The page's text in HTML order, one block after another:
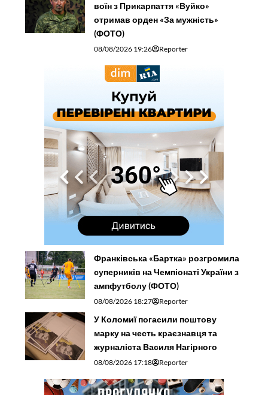
воїн з Прикарпаття «Вуйко»
отримав орден «За мужність»
(ФОТО)
08/08/2026 19:26 Reporter
Франківська «Бартка» розгромила
суперників на Чемпіонаті України з
ампфутболу (ФОТО)
08/08/2026 18:27 Reporter
У Коломиї погасили поштову
марку на честь краєзнавця та
журналіста Василя Нагірного
08/08/2026 17:18 Reporter